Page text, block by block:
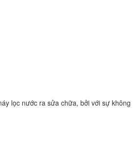
lọc nước ra sửa chữa, bởi với sự không